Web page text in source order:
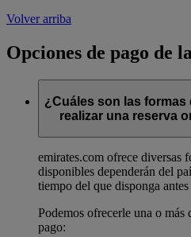
Volver arriba
Opciones de pago de
¿Cuáles son las
realizar una reserva
emirates.com ofrece diversas
disponibles dependerán del
tiempo del que disponga
Podemos ofrecerle una o más
pago: